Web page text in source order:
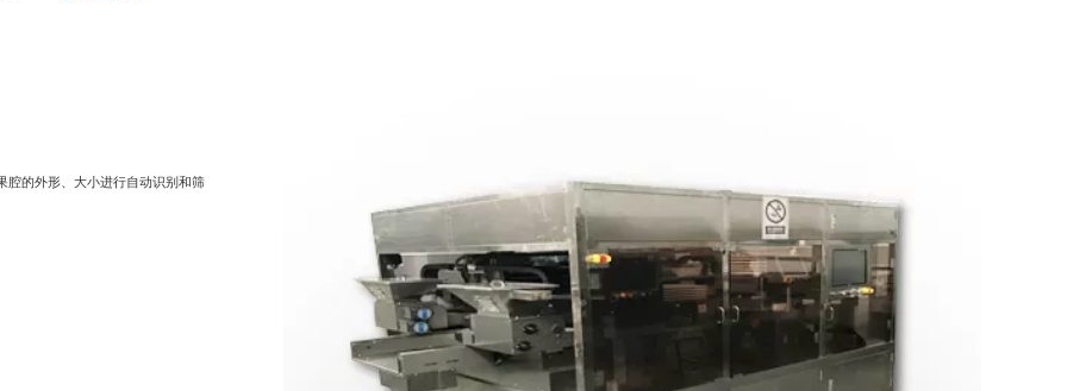
腔的外形、大小进行自动识别和筛